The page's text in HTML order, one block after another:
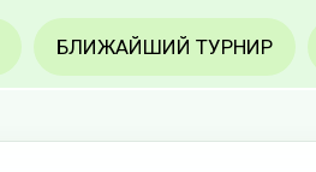
БЛИЖАЙШИЙ ТУРНИР